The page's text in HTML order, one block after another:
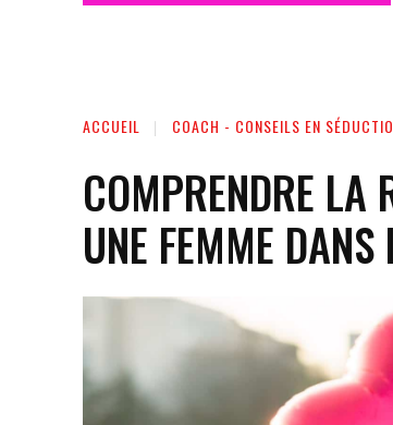
ACCUEIL COACH - CONSEILS EN
COMPRENDRE LA
UNE FEMME